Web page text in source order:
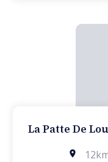
La Patte De